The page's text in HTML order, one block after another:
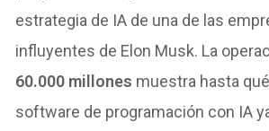
estrategia de IA de una de las
influyentes de Elon Musk. La
60.000 millones muestra hasta
software de programación con IA